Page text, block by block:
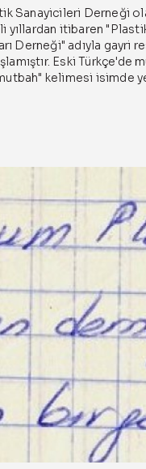
Sanayicileri Derneği
yıllardan itibaren
Derneği" adıyla gayri
Eski Türkçe'de
kelimesi isimde